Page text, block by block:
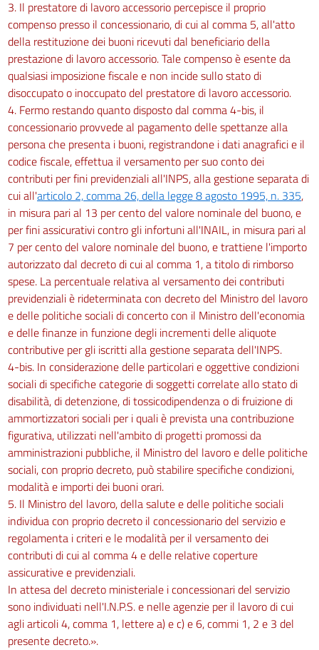
3. Il prestatore di lavoro accessorio percepisce il proprio
compenso presso il concessionario, di cui al comma 5, all'atto
della restituzione dei buoni ricevuti dal beneficiario della
prestazione di lavoro accessorio. Tale compenso è esente da
qualsiasi imposizione fiscale e non incide sullo stato di
disoccupato o inoccupato del prestatore di lavoro accessorio.
4. Fermo restando quanto disposto dal comma 4-bis, il
concessionario provvede al pagamento delle spettanze alla
persona che presenta i buoni, registrandone i dati anagrafici e il
codice fiscale, effettua il versamento per suo conto dei
contributi per fini previdenziali all'INPS, alla gestione separata di
cui all'articolo 2, comma 26, della legge 8 agosto 1995, n. 335,
in misura pari al 13 per cento del valore nominale del buono, e
per fini assicurativi contro gli infortuni all'INAIL, in misura pari al
7 per cento del valore nominale del buono, e trattiene l'importo
autorizzato dal decreto di cui al comma 1, a titolo di rimborso
spese. La percentuale relativa al versamento dei contributi
previdenziali è rideterminata con decreto del Ministro del lavoro
e delle politiche sociali di concerto con il Ministro dell'economia
e delle finanze in funzione degli incrementi delle aliquote
contributive per gli iscritti alla gestione separata dell'INPS.
4-bis. In considerazione delle particolari e oggettive condizioni
sociali di specifiche categorie di soggetti correlate allo stato di
disabilità, di detenzione, di tossicodipendenza o di fruizione di
ammortizzatori sociali per i quali è prevista una contribuzione
figurativa, utilizzati nell'ambito di progetti promossi da
amministrazioni pubbliche, il Ministro del lavoro e delle politiche
sociali, con proprio decreto, può stabilire specifiche condizioni,
modalità e importi dei buoni orari.
5. Il Ministro del lavoro, della salute e delle politiche sociali
individua con proprio decreto il concessionario del servizio e
regolamenta i criteri e le modalità per il versamento dei
contributi di cui al comma 4 e delle relative coperture
assicurative e previdenziali.
In attesa del decreto ministeriale i concessionari del servizio
sono individuati nell'I.N.P.S. e nelle agenzie per il lavoro di cui
agli articoli 4, comma 1, lettere a) e c) e 6, commi 1, 2 e 3 del
presente decreto.».